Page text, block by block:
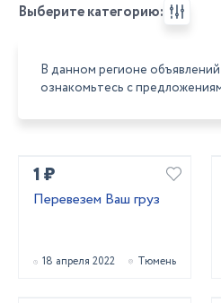
Выберите категорию:
В данном регионе
ознакомьтесь с
1 ₽
Перевезем Ваш груз
18 апреля 2022 Тюмень